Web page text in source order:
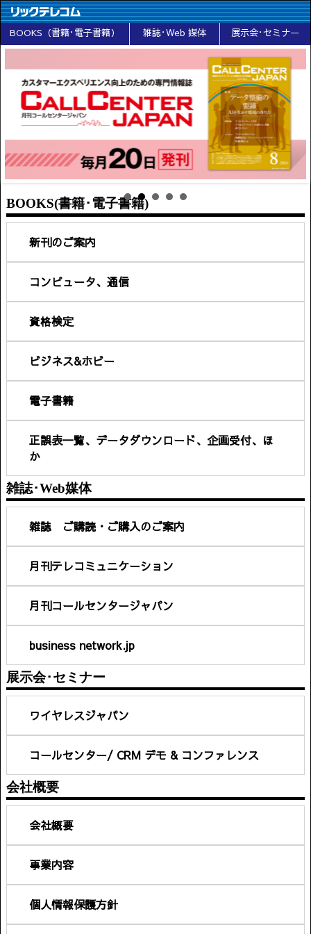
BOOKS（書籍･電子書籍） 雑誌･Web 媒体 展示会･セミナー
BOOKS(書籍･電子書籍)
新刊のご案内
コンピュータ、通信
資格検定
ビジネス&ホビー
電子書籍
正誤表一覧、データダウンロード、企画受付、ほ
か
雑誌･Web媒体
雑誌 ご購読・ご購入のご案内
月刊テレコミュニケーション
月刊コールセンタージャパン
business network.jp
展示会･セミナー
ワイヤレスジャパン
コールセンター/ CRM デモ & コンファレンス
会社概要
会社概要
事業内容
個人情報保護方針